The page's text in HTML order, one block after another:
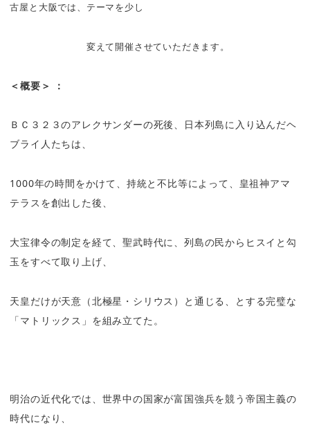
古屋と大阪では、テーマを少し
変えて開催させていただきます。
＜概要＞ ：
ＢＣ３２３のアレクサンダーの死後、日本列島に入り込んだヘ
ブライ人たちは、
1000年の時間をかけて、持統と不比等によって、皇祖神アマ
テラスを創出した後、
大宝律令の制定を経て、聖武時代に、列島の民からヒスイと勾
玉をすべて取り上げ、
天皇だけが天意（北極星・シリウス）と通じる、とする完璧な
「マトリックス」を組み立てた。
明治の近代化では、世界中の国家が富国強兵を競う帝国主義の
時代になり、